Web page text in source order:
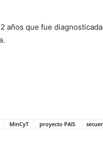
años que fue
MinCyT proyecto PAIS